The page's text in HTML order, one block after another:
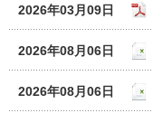
2026年03月09日
2026年08月06日
2026年08月06日